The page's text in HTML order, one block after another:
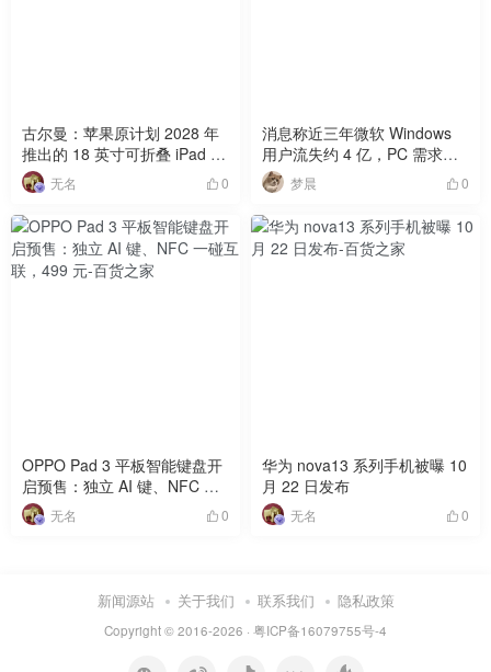
古尔曼：苹果原计划 2028 年
推出的 18 英寸可折叠 iPad 项
目陷入停滞，或将借鉴华为
MateBook Fold 经验
无名 0
消息称近三年微软 Windows
用户流失约 4 亿，PC 需求下
滑趋势难改
梦晨 0
OPPO Pad 3 平板智能键盘开
启预售：独立 AI 键、NFC 一
碰互联，499 元
无名 0
华为 nova13 系列手机被曝 10
月 22 日发布
无名 0
新闻源站 关于我们 联系我们 隐私政策
Copyright © 2016-2026 · 粤ICP备16079755号-4